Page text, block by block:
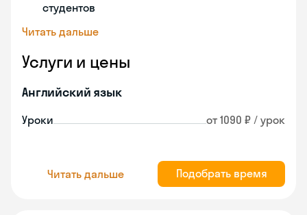
студентов
Читать дальше
Услуги и цены
Английский язык
Уроки от 1090 ₽ / урок
Читать дальше Подобрать время